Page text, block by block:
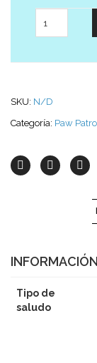
SKU: N/D
Categoría: Paw
Tipo de
saludo